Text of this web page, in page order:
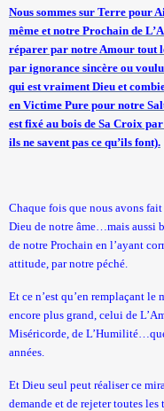
Nous sommes sur Terre pour
même et notre Prochain de
réparer par notre Amour tout
par ignorance sincère ou
qui est vraiment Dieu et
en Victime Pure pour notre
est fixé au bois de Sa Croix
ils ne savent pas ce qu’ils font).
Chaque fois que nous avons
Dieu de notre âme…mais aussi
de notre Prochain en l’ayant
attitude, par notre péché.
Et ce n’est qu’en remplaçant
encore plus grand, celui de
Miséricorde, de
années.
Et Dieu seul peut réaliser ce
demande et de rejeter toutes